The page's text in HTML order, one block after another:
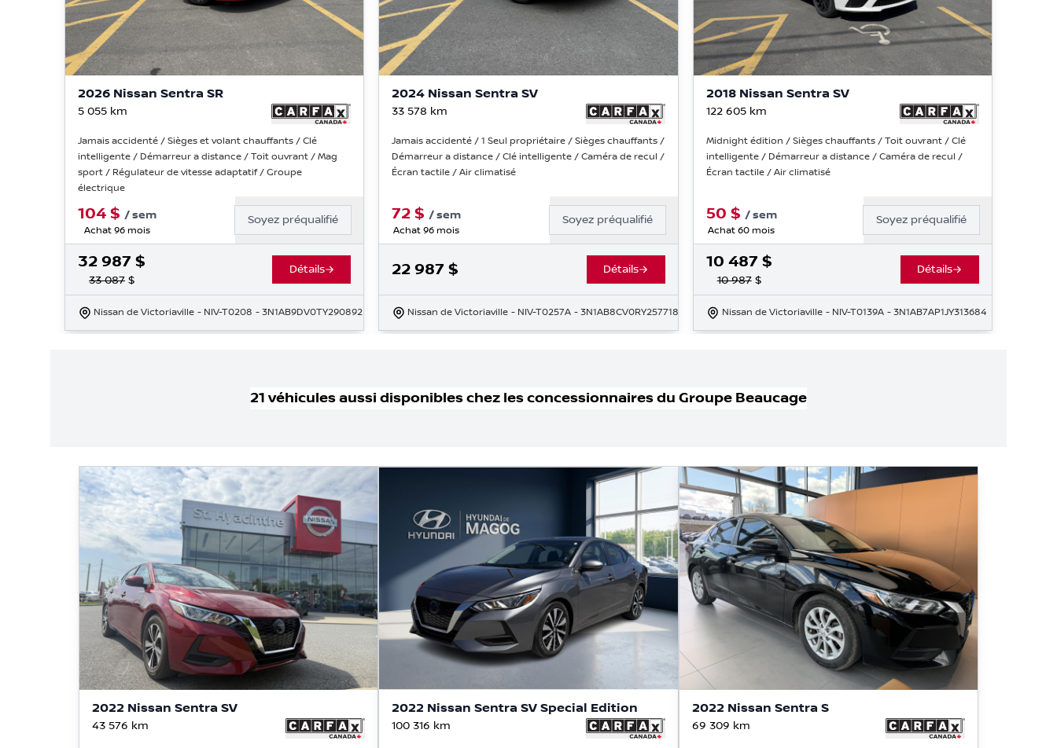
2026 Nissan Sentra SR
5 055 km
Jamais accidenté / Sièges et volant chauffants / Clé
intelligente / Démarreur a distance / Toit ouvrant / Mag
sport / Régulateur de vitesse adaptatif / Groupe
électrique
104 $ /sem
Achat 96 mois
Soyez préqualifié
32 987 $
33 087 $
Détails
Nissan de Victoriaville - NIV-T0208 - 3N1AB9DV0TY290892
2024 Nissan Sentra SV
33 578 km
Jamais accidenté / 1 Seul propriétaire / Sièges chauffants /
Démarreur a distance / Clé intelligente / Caméra de recul /
Écran tactile / Air climatisé
72 $ /sem
Achat 96 mois
Soyez préqualifié
22 987 $ Détails
Nissan de Victoriaville - NIV-T0257A - 3N1AB8CV0RY257718
2018 Nissan Sentra SV
122 605km
Midnight édition / Sièges chauffants / Toit ouvrant / Clé
intelligente / Démarreur a distance / Caméra de recul /
Écran tactile / Air climatisé
50 $ /sem
Achat 60 mois
Soyez préqualifié
10 487 $
10 987$
Détails
Nissan de Victoriaville - NIV-T0139A - 3N1AB7AP1JY313684
21 véhiculesaussi disponibleschez les concessionnairesdu Groupe Beaucage
2022 Nissan Sentra SV
43 576 km
2022 Nissan Sentra SV Special Edition
100 316 km
2022 Nissan Sentra S
69 309 km